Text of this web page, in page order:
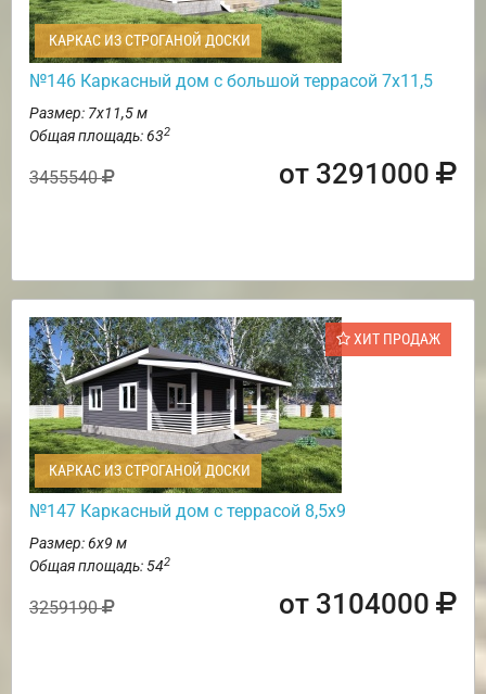
КАРКАС ИЗ СТРОГАНОЙ ДОСКИ
№146 Каркасный дом с большой террасой 7х11,5
Размер: 7х11,5 м
Общая площадь: 632
3455540 от 3291000
ХИТ ПРОДАЖ
КАРКАС ИЗ СТРОГАНОЙ ДОСКИ
№147 Каркасный дом с террасой 8,5х9
Размер: 6х9 м
Общая площадь: 542
3259190 от 3104000